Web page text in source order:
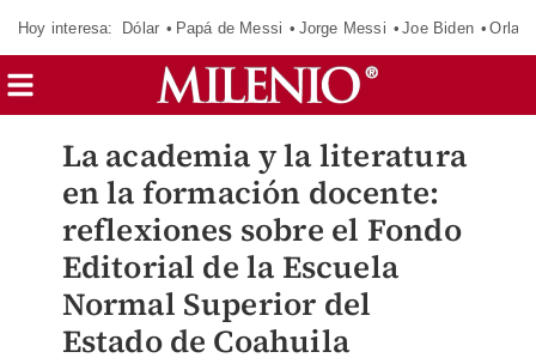
Hoy interesa: Dólar Papá de Messi Jorge Messi Joe Biden
La academia y la literatura
en la formación docente:
reflexiones sobre el Fondo
Editorial de la Escuela
Normal Superior del
Estado de Coahuila